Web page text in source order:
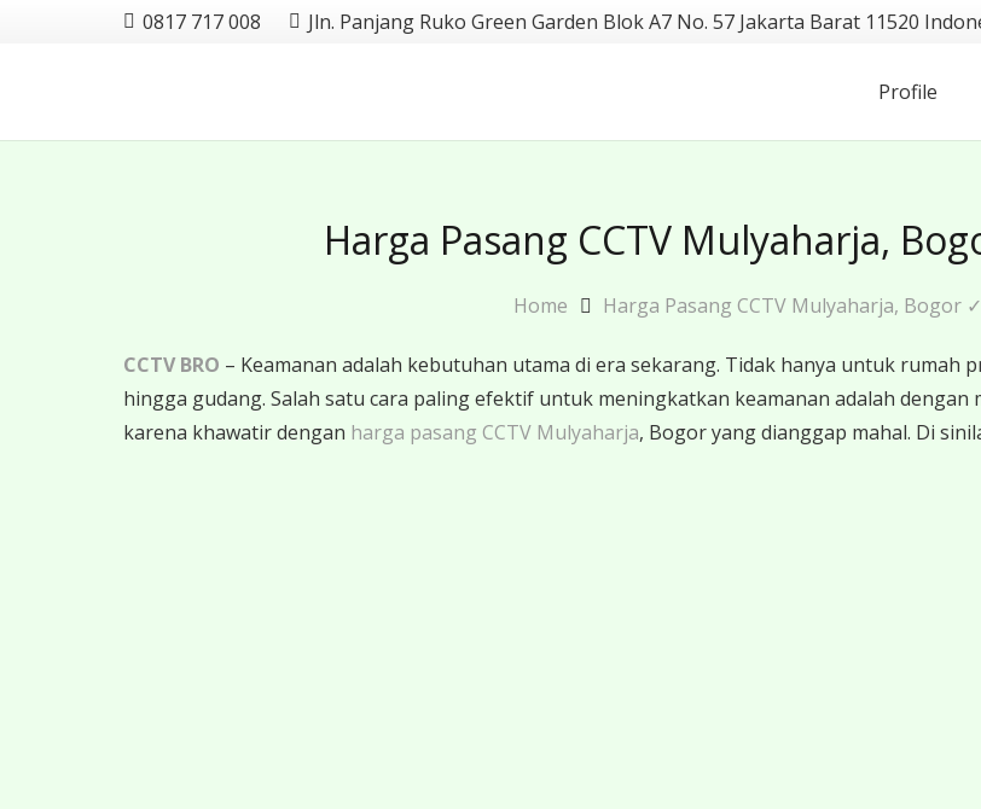
0817 717 008 Jln. Panjang Ruko Green Garden Blok A7 No. 57 Jakarta Barat 11520
Profile
Harga Pasang CCTV Mulyaharja,
Home Harga Pasang CCTV Mulyaharja, Bogor
CCTV BRO – Keamanan adalah kebutuhan utama di era sekarang. Tidak hanya untuk
hingga gudang. Salah satu cara paling efektif untuk meningkatkan keamanan adalah dengan
karena khawatir dengan harga pasang CCTV Mulyaharja, Bogor yang dianggap mahal. Di